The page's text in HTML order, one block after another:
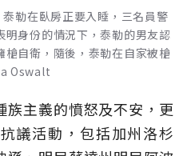
勒在臥房正要入睡，三名員警
身份的情況下，泰勒的男友認
自衛，隨後，泰勒在自家被槍
Oswalt
族主義的憤怒及不安，更
議活動，包括加州洛杉